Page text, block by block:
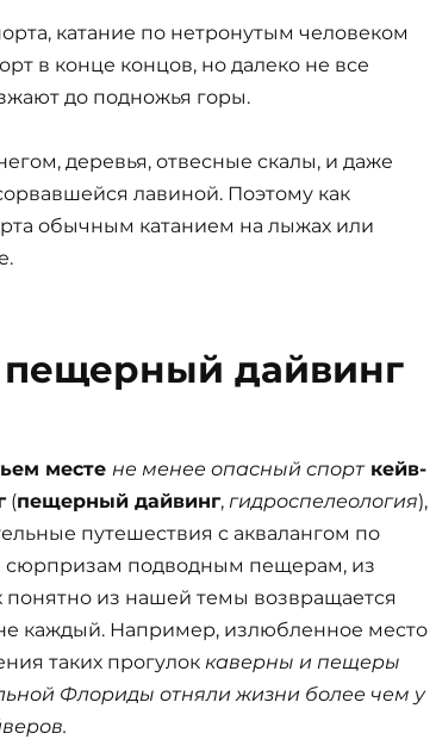
катание по нетронутым человеком
в конце концов, но далеко не все
до подножья горы.
деревья, отвесные скалы, и даже
лавиной. Поэтому как
обычным катанием на лыжах или
дайвинг
месте не менее опасный спорткейв-
(пещерный дайвинг, гидроспелеология),
путешествия с аквалангом по
подводным пещерам, из
понятно из нашей темы возвращается
каждый. Например, излюбленное место
таких прогулок каверны и пещеры
Флориды отняли жизни более чем у